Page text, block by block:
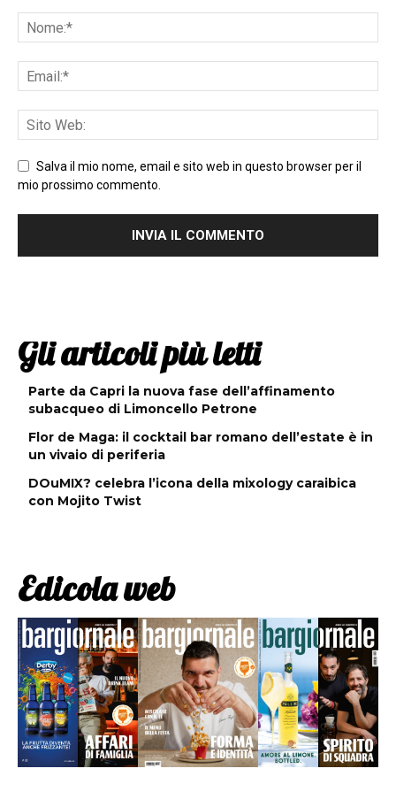
Salva il mio nome, email e sito web in questo browser per il
mio prossimo commento.
Gli articoli più letti
Parte da Capri la nuova fase dell’affinamento
subacqueo di Limoncello Petrone
Flor de Maga: il cocktail bar romano dell’estate è in
un vivaio di periferia
DOuMIX? celebra l’icona della mixology caraibica
con Mojito Twist
Edicola web